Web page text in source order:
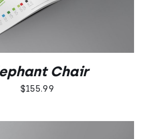
Chair
$155.99